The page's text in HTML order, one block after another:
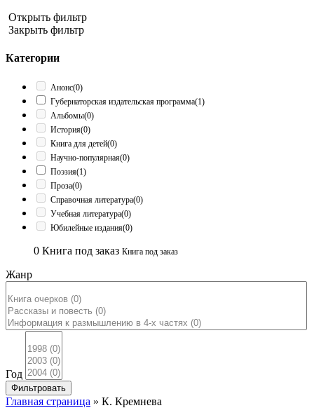
Открыть фильтр
Закрыть фильтр
Категории
Анонс(0)
Губернаторская издательская программа(1)
Альбомы(0)
История(0)
Книга для детей(0)
Научно-популярная(0)
Поэзия(1)
Проза(0)
Справочная литература(0)
Учебная литература(0)
Юбилейные издания(0)
0 Книга под заказ Книга под заказ
Жанр
Год
Фильтровать
Главная страница » К. Кремнева